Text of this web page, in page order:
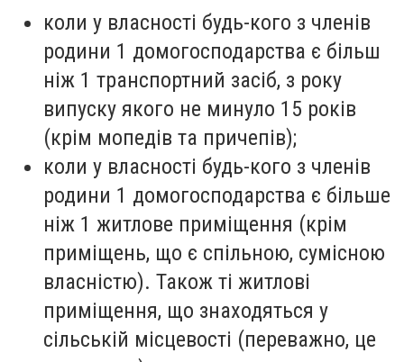
коли у власності будь-кого з членів
родини 1 домогосподарства є більш
ніж 1 транспортний засіб, з року
випуску якого не минуло 15 років
(крім мопедів та причепів);
коли у власності будь-кого з членів
родини 1 домогосподарства є більше
ніж 1 житлове приміщення (крім
приміщень, що є спільною, сумісною
власністю). Також ті житлові
приміщення, що знаходяться у
сільській місцевості (переважно, це